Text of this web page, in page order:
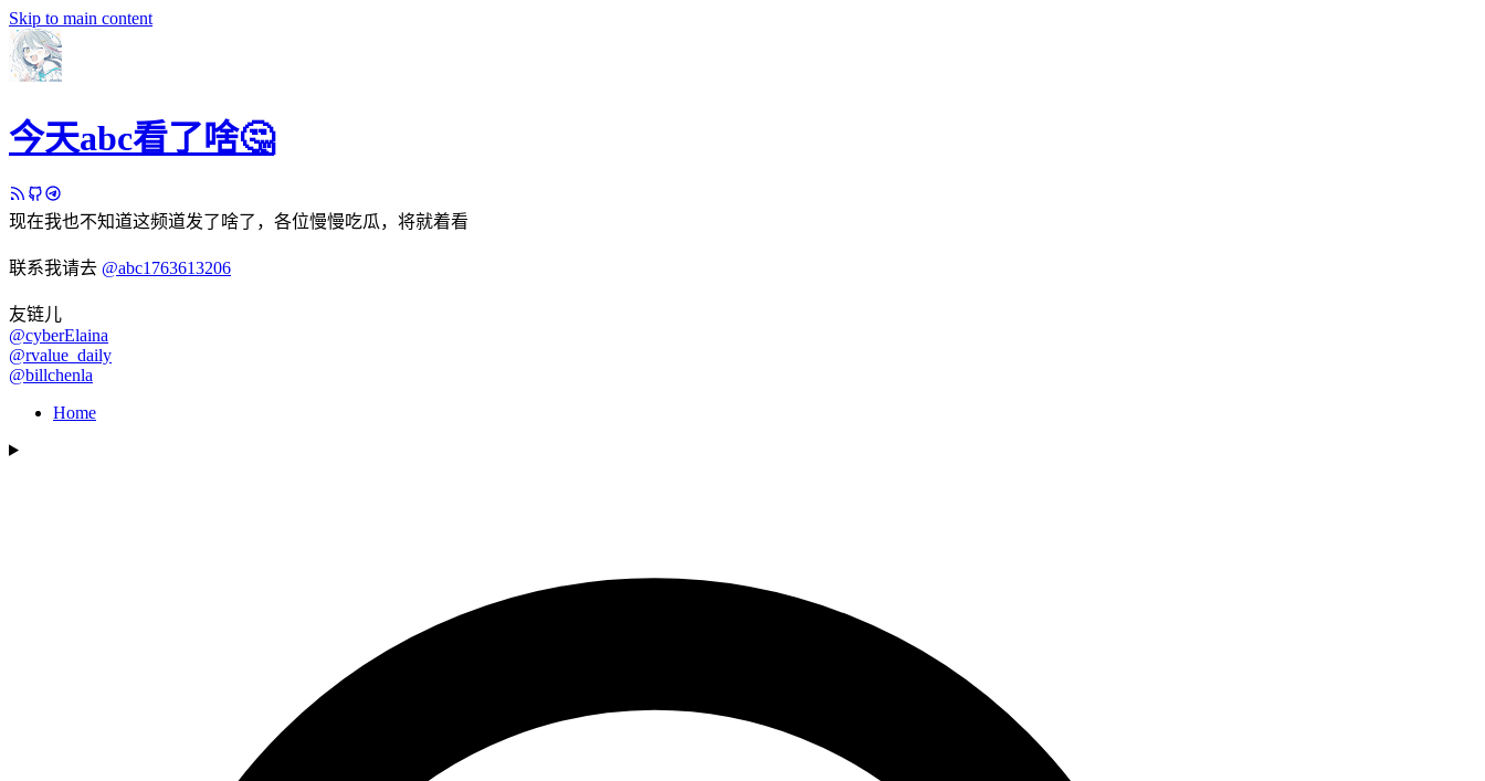
Skip to main content
今天abc看了啥🤔
现在我也不知道这频道发了啥了，各位慢慢吃瓜，将就着看
联系我请去 @abc1763613206
友链儿
@cyberElaina
@rvalue_daily
@billchenla
Home